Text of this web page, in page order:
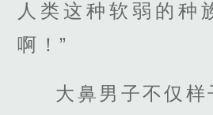
人类这种软弱的种
啊！”
大鼻男子不仅样